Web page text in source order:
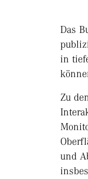
Das
in
Zu
und